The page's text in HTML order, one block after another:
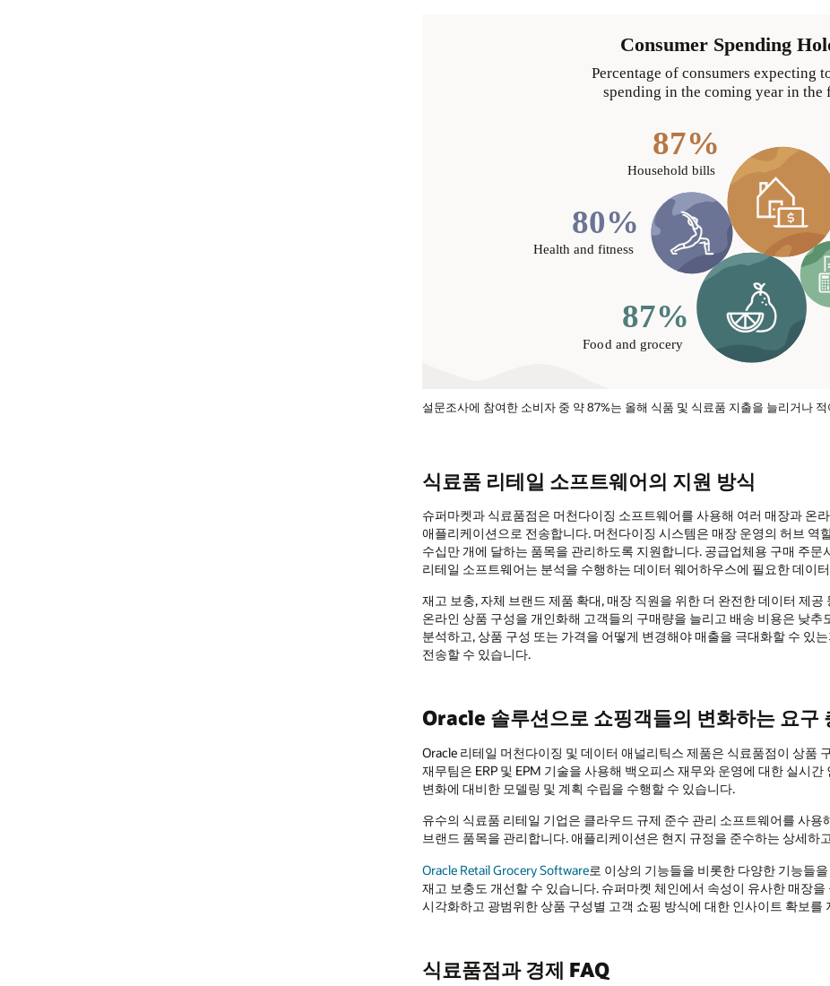
설문조사에 참여한 소비자 중 약 87%는 올해 식품 및 식료품 지출을 늘리거나
식료품 리테일 소프트웨어의 지원 방식
슈퍼마켓과 식료품점은 머천다이징 소프트웨어를 사용해 여러 매장과 온
애플리케이션으로 전송합니다. 머천다이징 시스템은 매장 운영의 허브
수십만 개에 달하는 품목을 관리하도록 지원합니다. 공급업체용 구매 주
리테일 소프트웨어는 분석을 수행하는 데이터 웨어하우스에 필요한 데이
재고 보충, 자체 브랜드 제품 확대, 매장 직원을 위한 더 완전한 데이터 제
온라인 상품 구성을 개인화해 고객들의 구매량을 늘리고 배송 비용은 낮
분석하고, 상품 구성 또는 가격을 어떻게 변경해야 매출을 극대화할 수 있
전송할 수 있습니다.
Oracle 솔루션으로 쇼핑객들의 변화하는 요구
Oracle 리테일 머천다이징 및 데이터 애널리틱스 제품은 식료품점이 상품
재무팀은 ERP 및 EPM 기술을 사용해 백오피스 재무와 운영에 대한 실시
변화에 대비한 모델링 및 계획 수립을 수행할 수 있습니다.
유수의 식료품 리테일 기업은 클라우드 규제 준수 관리 소프트웨어를 사
브랜드 품목을 관리합니다. 애플리케이션은 현지 규정을 준수하는 상세하
Oracle Retail Grocery Software로 이상의 기능들을 비롯한 다양한 기능들
재고 보충도 개선할 수 있습니다. 슈퍼마켓 체인에서 속성이 유사한 매장
시각화하고 광범위한 상품 구성별 고객 쇼핑 방식에 대한 인사이트 확보를
식료품점과 경제 FAQ